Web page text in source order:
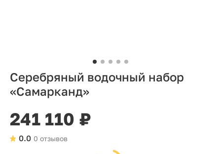
Серебряный водочный набор
«Самарканд»
241 110 ₽
0 отзывов
0.0